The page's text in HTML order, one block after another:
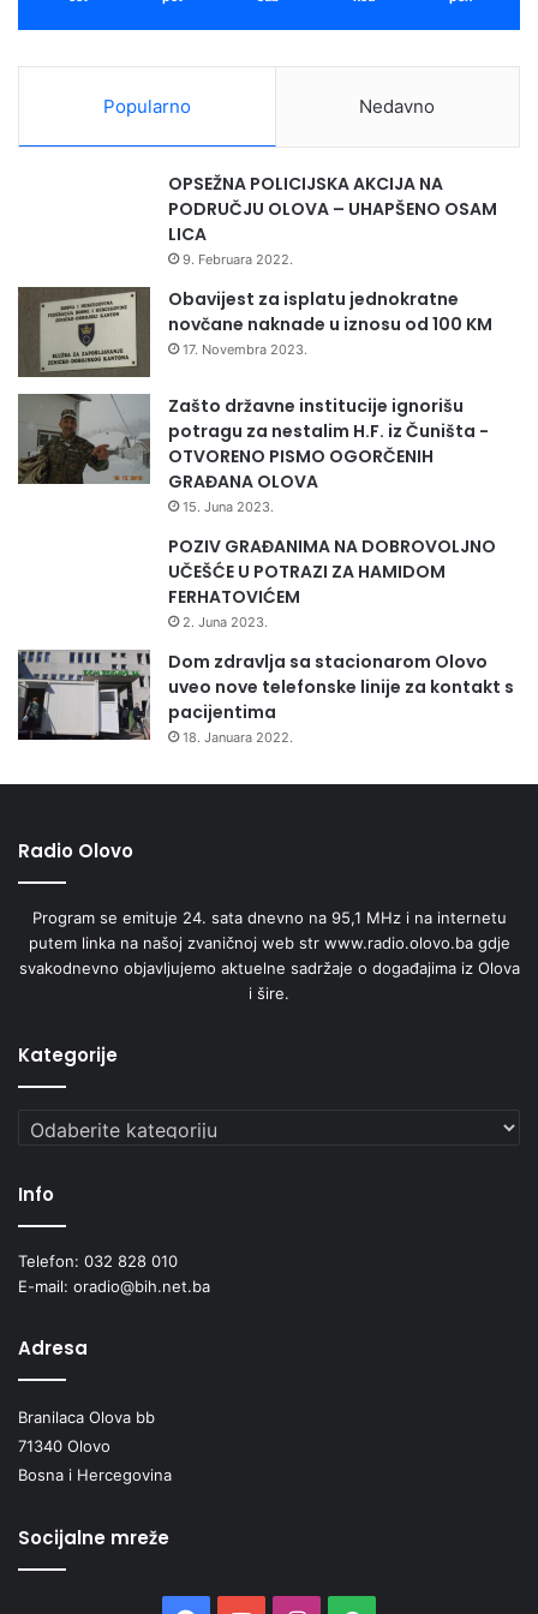
Popularno Nedavno
OPSEŽNA POLICIJSKA AKCIJA NA
PODRUČJU OLOVA – UHAPŠENO OSAM
LICA
9. Februara 2022.
Obavijest za isplatu jednokratne
novčane naknade u iznosu od 100 KM
17. Novembra 2023.
Zašto državne institucije ignorišu
potragu za nestalim H.F. iz Čuništa -
OTVORENO PISMO OGORČENIH
GRAĐANA OLOVA
15. Juna 2023.
POZIV GRAĐANIMA NA DOBROVOLJNO
UČEŠĆE U POTRAZI ZA HAMIDOM
FERHATOVIĆEM
2. Juna 2023.
Dom zdravlja sa stacionarom Olovo
uveo nove telefonske linije za kontakt s
pacijentima
18. Januara 2022.
Radio Olovo
Program se emituje 24. sata dnevno na 95,1 MHz i na internetu
putem linka na našoj zvaničnoj web str www.radio.olovo.ba gdje
svakodnevno objavljujemo aktuelne sadržaje o događajima iz Olova
i šire.
Kategorije
Kategorije
Info
Telefon: 032 828 010
E-mail: oradio@bih.net.ba
Adresa
Branilaca Olova bb
71340 Olovo
Bosna i Hercegovina
Socijalne mreže